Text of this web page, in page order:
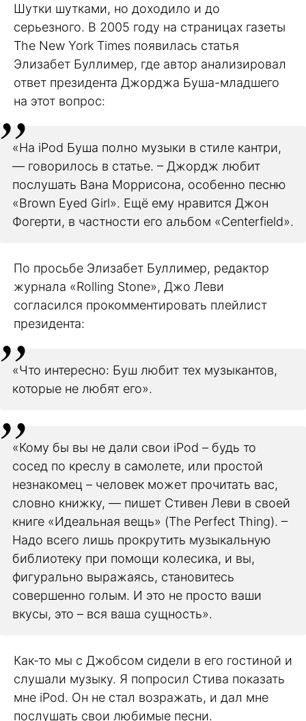
Шутки шутками, но доходило и до
серьезного. В 2005 году на страницах газеты
The New York Times появилась статья
Элизабет Буллимер, где автор анализировал
ответ президента Джорджа Буша-младшего
на этот вопрос:
«На iPod Буша полно музыки в стиле кантри,
— говорилось в статье. – Джордж любит
послушать Вана Моррисона, особенно песню
«Brown Eyed Girl». Ещё ему нравится Джон
Фогерти, в частности его альбом «Centerfield».
По просьбе Элизабет Буллимер, редактор
журнала «Rolling Stone», Джо Леви
согласился прокомментировать плейлист
президента:
«Что интересно: Буш любит тех музыкантов,
которые не любят его».
«Кому бы вы не дали свои iPod – будь то
сосед по креслу в самолете, или простой
незнакомец – человек может прочитать вас,
словно книжку, — пишет Стивен Леви в своей
книге «Идеальная вещь» (The Perfect Thing). –
Надо всего лишь прокрутить музыкальную
библиотеку при помощи колесика, и вы,
фигурально выражаясь, становитесь
совершенно голым. И это не просто ваши
вкусы, это – вся ваша сущность».
Как-то мы с Джобсом сидели в его гостиной и
слушали музыку. Я попросил Стива показать
мне iPod. Он не стал возражать, и дал мне
послушать свои любимые песни.